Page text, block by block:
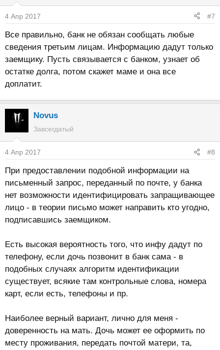
и
и
:
4 Апр 2017 #7
Все правильно, банк не обязан сообщать любые
сведения третьим лицам. Информацию дадут только
заемщику. Пусть связывается с банком, узнает об
остатке долга, потом скажет маме и она все
доплатит.
Novus
Завсегдатый
4 Апр 2017 #8
При предоставлении подобной информации на
письменный запрос, переданный по почте, у банка
нет возможности идентифицировать запращивающее
лицо - в теории письмо может направить кто угодно,
подписавшись заемщиком.
Есть высокая вероятность того, что инфу дадут по
телефону, если дочь позвонит в банк сама - в
подобных случаях алгоритм идентификации
существует, всякие там контрольные слова, номера
карт, если есть, телефоны и пр.
Наиболее верный вариант, лично для меня -
доверенность на мать. Дочь может ее оформить по
месту проживания, передать почтой матери, та,